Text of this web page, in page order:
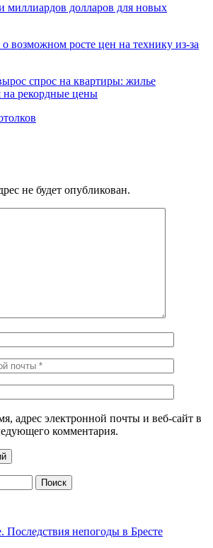
миллиардов долларов для новых
возможном росте цен на технику из-за
спрос на квартиры: жилье
на рекордные цены
не будет опубликован.
адрес электронной почты и веб-сайт в
комментария.
Последствия непогоды в Бресте